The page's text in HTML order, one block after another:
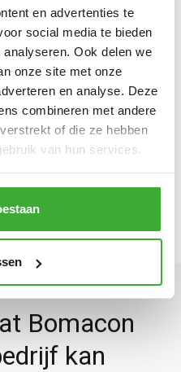
en advertenties te
social media te bieden
Ook delen we
onze site met onze
en analyse. Deze
combineren met andere
of die ze hebben
van hun services.
275 E
Bomacon
kan